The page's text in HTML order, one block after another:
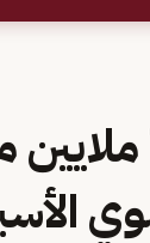
أكثر من